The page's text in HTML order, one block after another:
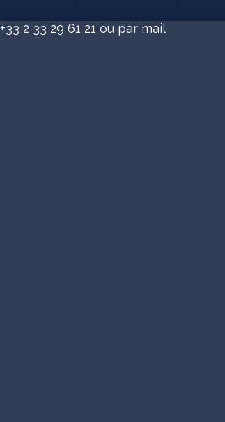
+33 2 33 29 61 21 ou par mail